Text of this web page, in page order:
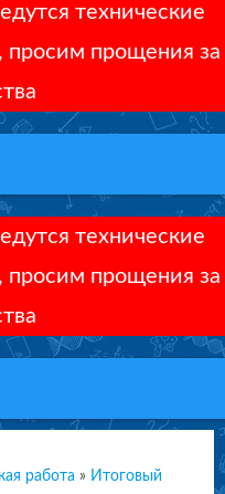
технические
просим прощения за
технические
просим прощения за
работа » Итоговый